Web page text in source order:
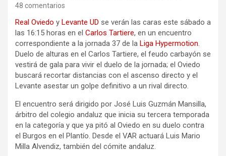
48 comentarios
Real Oviedo y Levante UD se verán las caras este sábado a
las 16:15 horas en el Carlos Tartiere, en un encuentro
correspondiente a la jornada 37 de la Liga Hypermotion.
Duelo de alturas en el Carlos Tartiere, el feudo carbayón se
vestirá de gala para vivir el duelo de la jornada; el Oviedo
buscará recortar distancias con el ascenso directo y el
Levante asestar un golpe definitivo a un rival directo.
El encuentro será dirigido por José Luis Guzmán Mansilla,
árbitro del colegio andaluz que inicia su tercera temporada
en la categoría y que ya pitó al Oviedo en su duelo contra
el Burgos en el Plantío. Desde el VAR actuará Luis Mario
Milla Alvendiz, también del cómite andaluz.